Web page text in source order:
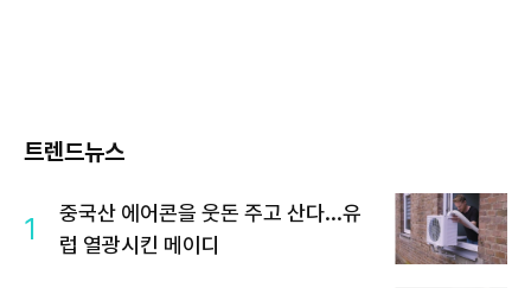
트렌드뉴스
1
중국산 에어콘을 웃돈 주고 산다...유
럽 열광시킨 메이디